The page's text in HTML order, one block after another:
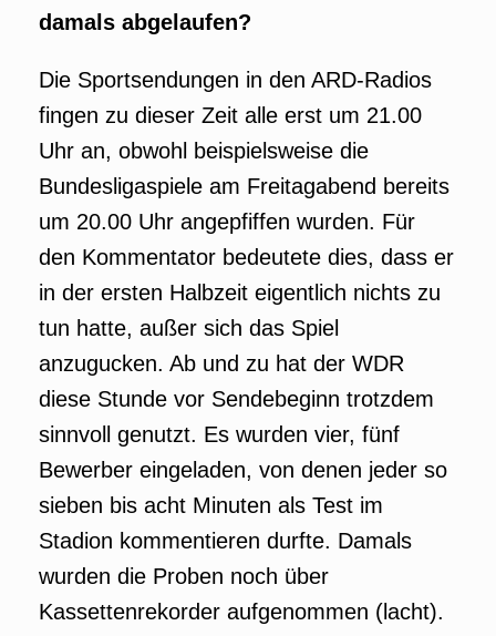
damals abgelaufen?
Die Sportsendungen in den ARD-Radios
fingen zu dieser Zeit alle erst um 21.00
Uhr an, obwohl beispielsweise die
Bundesligaspiele am Freitagabend bereits
um 20.00 Uhr angepfiffen wurden. Für
den Kommentator bedeutete dies, dass er
in der ersten Halbzeit eigentlich nichts zu
tun hatte, außer sich das Spiel
anzugucken. Ab und zu hat der WDR
diese Stunde vor Sendebeginn trotzdem
sinnvoll genutzt. Es wurden vier, fünf
Bewerber eingeladen, von denen jeder so
sieben bis acht Minuten als Test im
Stadion kommentieren durfte. Damals
wurden die Proben noch über
Kassettenrekorder aufgenommen (lacht).